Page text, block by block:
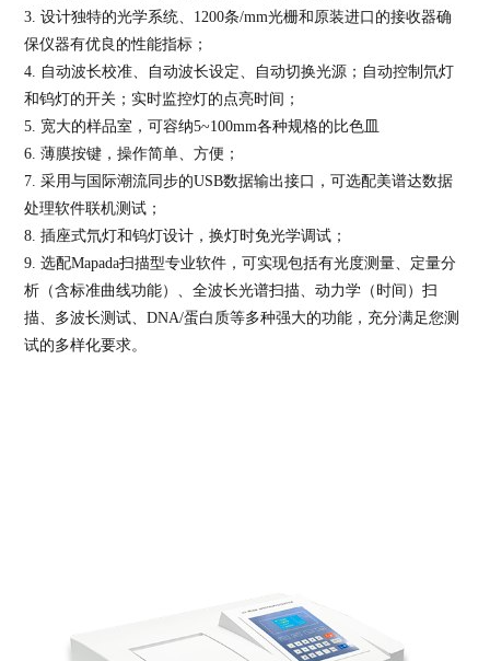
3. 设计独特的光学系统、1200条/mm光栅和原装进口的接收器确
保仪器有优良的性能指标；
4. 自动波长校准、自动波长设定、自动切换光源；自动控制氘灯
和钨灯的开关；实时监控灯的点亮时间；
5. 宽大的样品室，可容纳5~100mm各种规格的比色皿
6. 薄膜按键，操作简单、方便；
7. 采用与国际潮流同步的USB数据输出接口，可选配美谱达数据
处理软件联机测试；
8. 插座式氘灯和钨灯设计，换灯时免光学调试；
9. 选配Mapada扫描型专业软件，可实现包括有光度测量、定量分
析（含标准曲线功能）、全波长光谱扫描、动力学（时间）扫
描、多波长测试、DNA/蛋白质等多种强大的功能，充分满足您测
试的多样化要求。